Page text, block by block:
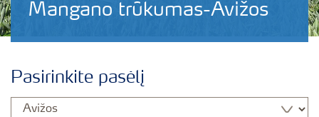
Mangano trūkumas-Avižos
Pasirinkite pasėlį